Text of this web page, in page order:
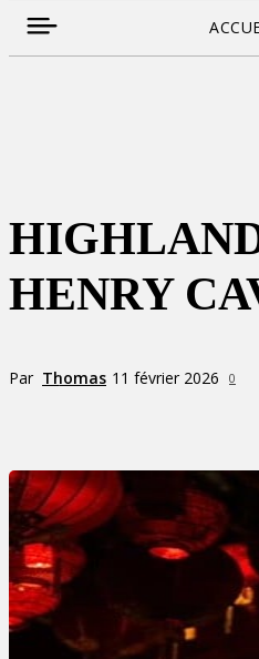
HENRY
Par Thomas 11 février 2026 0